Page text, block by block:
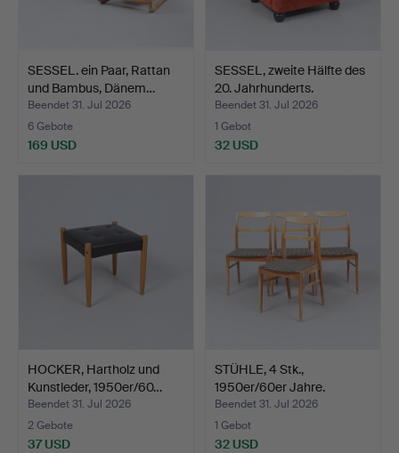
SESSEL. ein Paar, Rattan
und Bambus, Dänem…
Beendet 31. Jul 2026
6 Gebote
169 USD
SESSEL, zweite Hälfte des
20. Jahrhunderts.
Beendet 31. Jul 2026
1 Gebot
32 USD
HOCKER, Hartholz und
Kunstleder, 1950er/60…
Beendet 31. Jul 2026
2 Gebote
37 USD
STÜHLE, 4 Stk.,
1950er/60er Jahre.
Beendet 31. Jul 2026
1 Gebot
32 USD